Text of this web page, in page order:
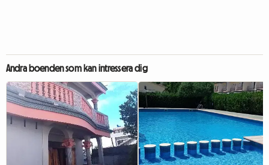
Andra boenden som kan intressera dig